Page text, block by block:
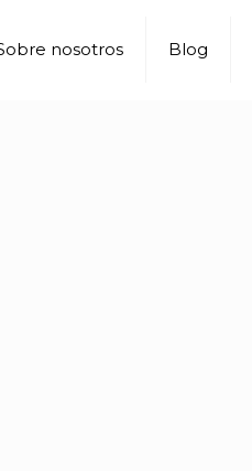
nosotros Blog